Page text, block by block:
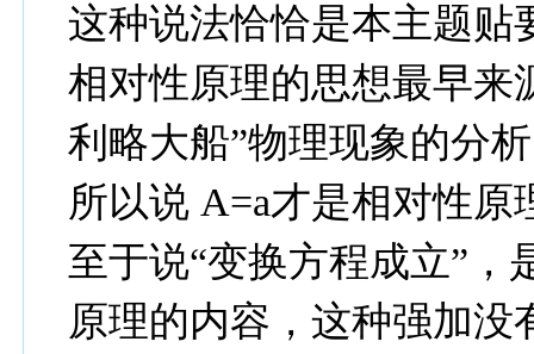
这种说法恰恰是本主题贴
相对性原理的思想最早来
利略大船”物理现象的分
所以说 A=a才是相对性原
至于说“变换方程成立”，
原理的内容，这种强加